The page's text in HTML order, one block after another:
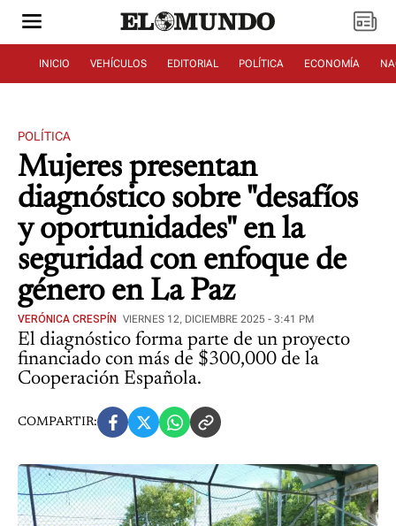
INICIO VEHÍCULOS EDITORIAL POLÍTICA ECONOMÍA
POLÍTICA
Mujeres presentan
diagnóstico sobre "desafíos
y oportunidades" en la
seguridad con enfoque de
género en La Paz
VERÓNICA CRESPÍN VIERNES 12, DICIEMBRE 2025 - 3:41 PM
El diagnóstico forma parte de un proyecto
financiado con más de $300,000 de la
Cooperación Española.
COMPARTIR: